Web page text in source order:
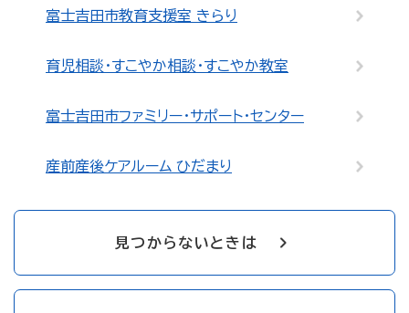
富士吉田市教育支援室 きらり
育児相談・すこやか相談・すこやか教室
富士吉田市ファミリー・サポート・センター
産前産後ケアルーム ひだまり
見つからないときは